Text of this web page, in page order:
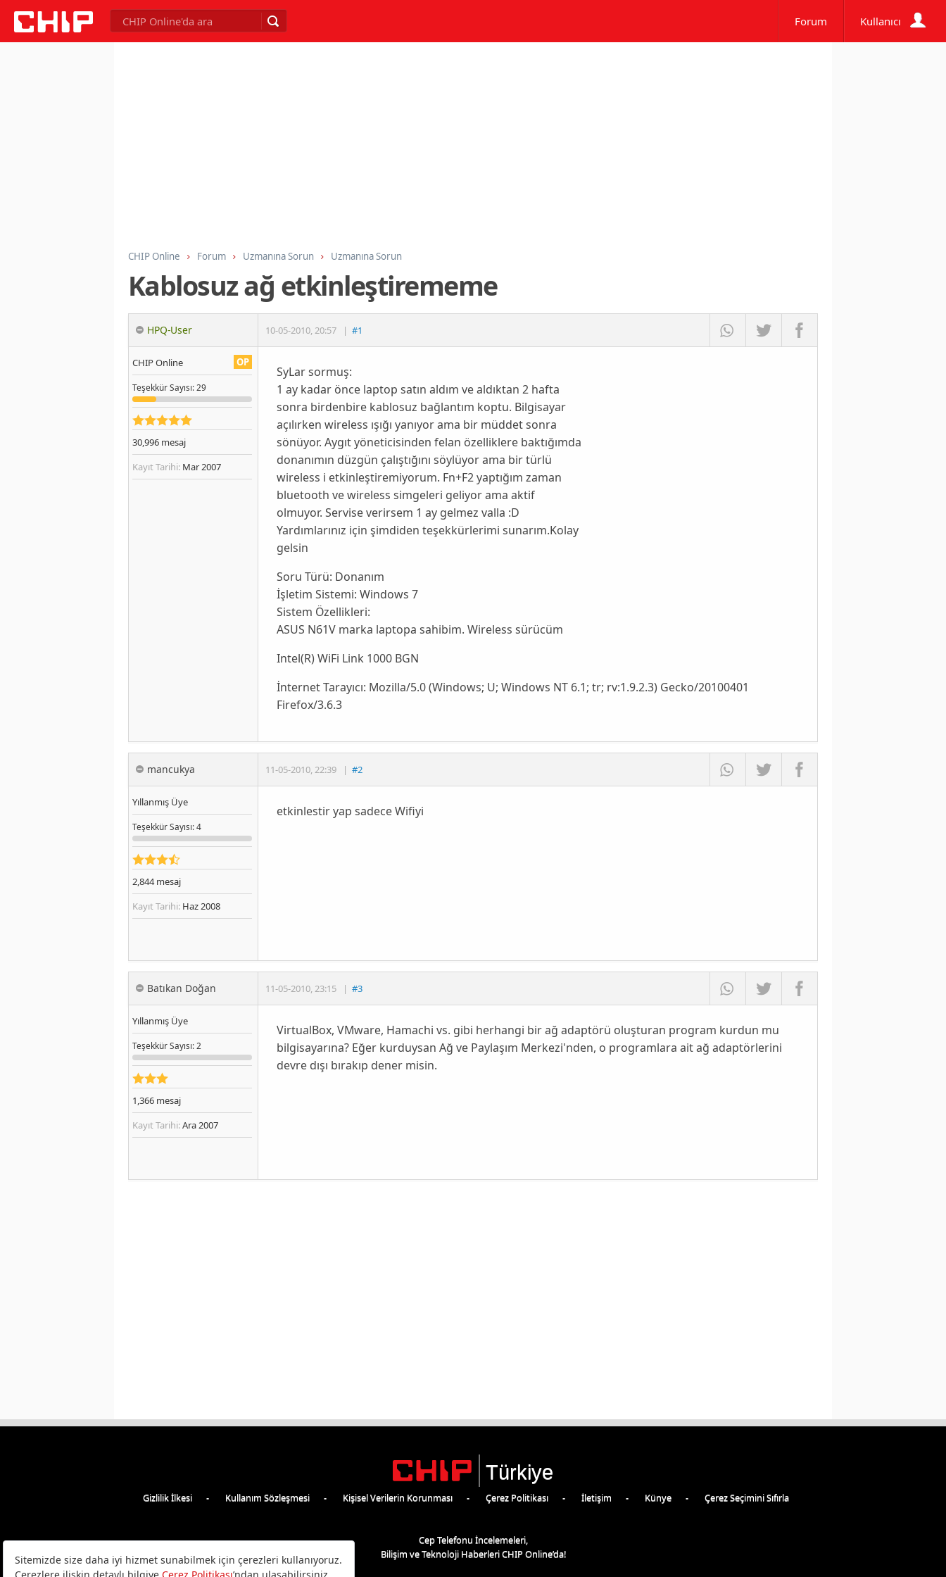
Forum Kullanıcı
CHIP Online Forum Uzmanına Sorun Uzmanına Sorun
Kablosuz ağ etkinleştirememe
HPQ-User 10-05-2010,20:57 | #1
OP
CHIP Online
TeşekkürSayısı: 29
30,996 mesaj
Kayıt Tarihi: Mar 2007
SyLar sormuş:
1 ay kadar önce laptop satın aldım ve aldıktan 2 hafta
sonra birdenbire kablosuz bağlantım koptu. Bilgisayar
açılırken wireless ışığı yanıyor ama bir müddet sonra
sönüyor. Aygıt yöneticisinden felan özelliklere baktığımda
donanımın düzgün çalıştığını söylüyor ama bir türlü
wireless i etkinleştiremiyorum. Fn+F2 yaptığım zaman
bluetooth ve wireless simgeleri geliyor ama aktif
olmuyor. Servise verirsem 1 ay gelmez valla :D
Yardımlarınız için şimdiden teşekkürlerimi sunarım.Kolay
gelsin
Soru Türü: Donanım
İşletim Sistemi: Windows 7
Sistem Özellikleri:
ASUS N61V marka laptopa sahibim. Wireless sürücüm
Intel(R) WiFi Link 1000 BGN
İnternet Tarayıcı: Mozilla/5.0 (Windows; U; Windows NT 6.1; tr; rv:1.9.2.3) Gecko/20100401
Firefox/3.6.3
mancukya 11-05-2010,22:39 | #2
Yıllanmış Üye
TeşekkürSayısı: 4
2,844mesaj
Kayıt Tarihi: Haz 2008
etkinlestir yap sadece Wifiyi
Batıkan Doğan 11-05-2010,23:15 | #3
Yıllanmış Üye
TeşekkürSayısı: 2
1,366 mesaj
Kayıt Tarihi:Ara 2007
VirtualBox, VMware, Hamachi vs. gibi herhangi bir ağ adaptörü oluşturan program kurdun mu
bilgisayarına? Eğer kurduysan Ağ ve Paylaşım Merkezi'nden, o programlara ait ağ adaptörlerini
devre dışı bırakıp dener misin.
Türkiye
Gizlilik İlkesi Kullanım Sözleşmesi Kişisel Verilerin Korunması Çerez Politikası İletişim Künye Çerez Seçimini Sıfırla
Cep Telefonu İncelemeleri,
Bilişim ve Teknoloji Haberleri CHIP Online’da!